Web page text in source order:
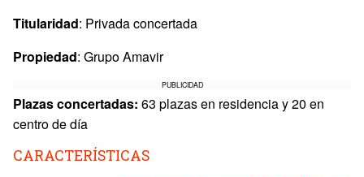
Titularidad: Privada concertada
Propiedad: Grupo Amavir
PUBLICIDAD
Plazas concertadas: 63 plazas en residencia y 20 en
centro de día
CARACTERÍSTICAS